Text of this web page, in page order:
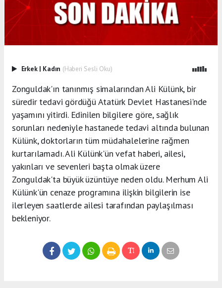
Erkek | Kadın (Haberi Sesli Oku)
Zonguldak'ın tanınmış simalarından Ali Külünk, bir
süredir tedavi gördüğü Atatürk Devlet Hastanesi'nde
yaşamını yitirdi. Edinilen bilgilere göre, sağlık
sorunları nedeniyle hastanede tedavi altında bulunan
Külünk, doktorların tüm müdahalelerine rağmen
kurtarılamadı. Ali Külünk'ün vefat haberi, ailesi,
yakınları ve sevenleri başta olmak üzere
Zonguldak'ta büyük üzüntüye neden oldu. Merhum Ali
Külünk'ün cenaze programına ilişkin bilgilerin ise
ilerleyen saatlerde ailesi tarafından paylaşılması
bekleniyor.